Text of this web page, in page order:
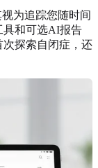
为追踪您随时间
具和可选AI报告
探索自闭症，还